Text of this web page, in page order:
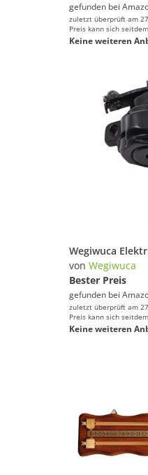
gefunden bei
zuletzt überprüft am
Preis kann sich
Keine weiteren
von Wegiwuca
Bester Preis
gefunden bei
zuletzt überprüft am
Preis kann sich
Keine weiteren